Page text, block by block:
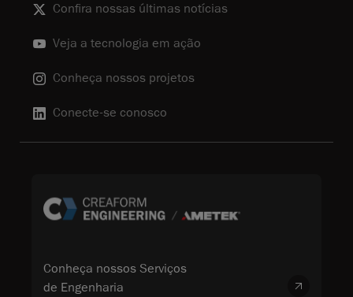
Confira nossas últimas notícias
Veja a tecnologia em ação
Conheça nossos projetos
Conecte-se conosco
Conheça nossos Serviços
de Engenharia